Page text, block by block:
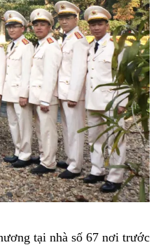
tại nhà số 67 nơi trước